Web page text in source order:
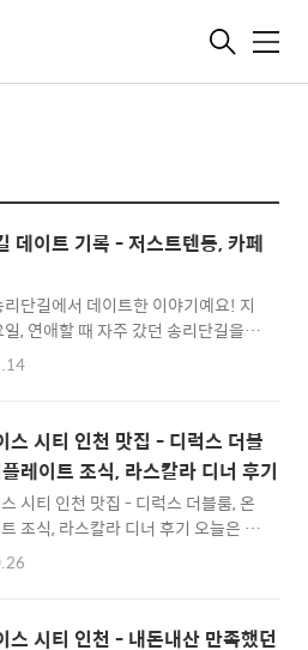
메
데이트 기록 - 저스트텐동, 카페
단길에서 데이트한 이야기예요! 지
, 연애할 때 자주 갔던 송리단길을
녀왔어요. 날씨도 많이 풀리고 해서
, 웨이팅도 없고 해서 한 번 방문해
. 브레이크타임이 5시에 끝나는데 그
들이 줄 서있고, 5시 지나서 사람들
가니깐 웨이팅이 없더라고요. 일단 메
. 고민이 되었는데 저는 새우를 좋아
한상, 남편은 야끼토리 한상을 주문했
반적으로 비싼 편이에요. 음식이 나
스 시티 인천 맛집 - 디럭스 더블
레이트 조식, 라스칼라 디너 후기
시티 인천 맛집 - 디럭스 더블룸, 온
조식, 라스칼라 디너 후기 오늘은 파
티 호텔 인천에서 호캉스 한 두 번째
도 넓어서 개방감을 줘요. 서울의 호
스 시티 인천 - 내돈내산 만족했던